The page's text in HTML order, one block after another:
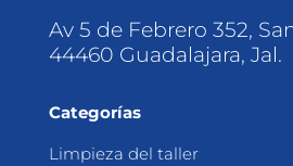
Av 5 de Febrero 352,
44460 Guadalajara, Jal.
Categorías
Limpieza del taller